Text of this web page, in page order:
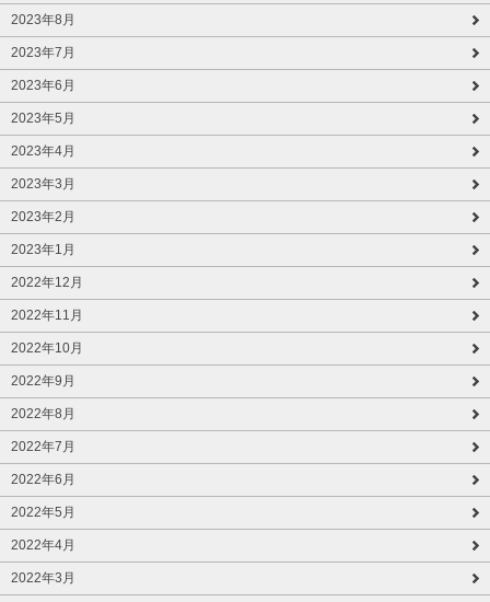
2023年8月
2023年7月
2023年6月
2023年5月
2023年4月
2023年3月
2023年2月
2023年1月
2022年12月
2022年11月
2022年10月
2022年9月
2022年8月
2022年7月
2022年6月
2022年5月
2022年4月
2022年3月